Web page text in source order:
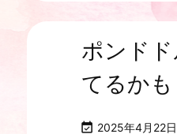
ポンド
てるか
 2025年4月22日